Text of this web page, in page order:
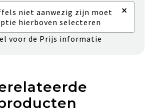
niet aanwezig zijn moet
hierboven selecteren
×
voor de Prijs informatie